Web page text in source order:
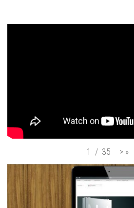
1 / 35 > »